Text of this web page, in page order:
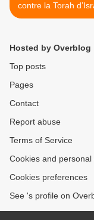
contre la Torah
Démocratie
Hosted by Overblog
Top posts
Pages
Contact
Report abuse
Terms of Service
Cookies and personal
Cookies preferences
See 's profile on